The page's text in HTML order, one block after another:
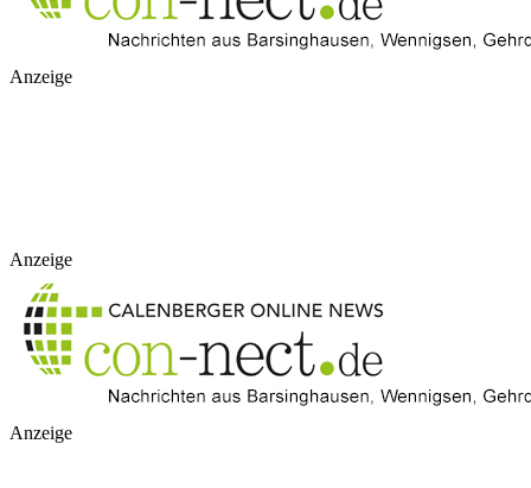
Anzeige
Anzeige
Anzeige